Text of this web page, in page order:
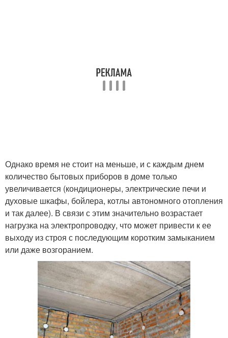
Однако время не стоит на меньше, и с каждым днем
количество бытовых приборов в доме только
увеличивается (кондиционеры, электрические печи и
духовые шкафы, бойлера, котлы автономного отопления
и так далее). В связи с этим значительно возрастает
нагрузка на электропроводку, что может привести к ее
выходу из строя с последующим коротким замыканием
или даже возгоранием.